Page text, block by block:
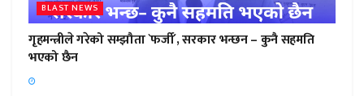
BLAST NEWS
गृहमन्त्रीले गरेको सम्झौता `फर्जी´, सरकार भन्छन – कुनै सहमति
भएको छैन